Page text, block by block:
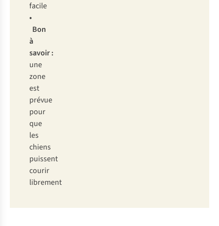
facile
•
Bon
à
savoir :
une
zone
est
prévue
pour
que
les
chiens
puissent
courir
librement